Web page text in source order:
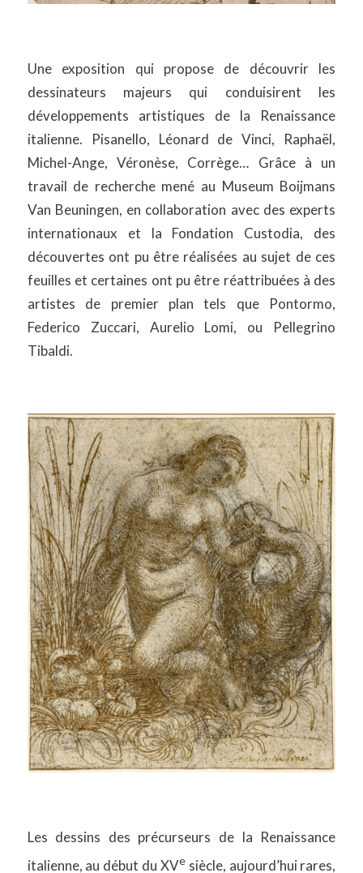
Une exposition qui propose de découvrir les
dessinateurs majeurs qui conduisirent les
développements artistiques de la Renaissance
italienne. Pisanello, Léonard de Vinci, Raphaël,
Michel-Ange, Véronèse, Corrège… Grâce à un
travail de recherche mené au Museum Boijmans
Van Beuningen, en collaboration avec des experts
internationaux et la Fondation Custodia, des
découvertes ont pu être réalisées au sujet de ces
feuilles et certaines ont pu être réattribuées à des
artistes de premier plan tels que Pontormo,
Federico Zuccari, Aurelio Lomi, ou Pellegrino
Tibaldi.
Les dessins des précurseurs de la Renaissance
italienne, au début du XVesiècle, aujourd’hui rares,